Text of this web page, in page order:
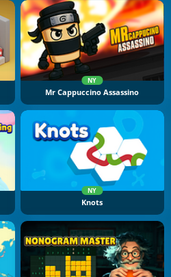
NY
Mr Cappuccino Assassino
NY
Knots